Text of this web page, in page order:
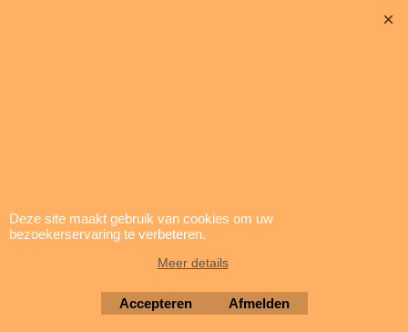
Copyright © 1994-2026
Deze site maakt gebruik van cookies om uw
bezoekerservaring te verbeteren.
Meer details
Accepteren Afmelden